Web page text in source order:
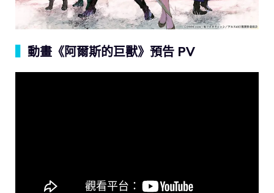
動畫《阿爾斯的巨獸》預告 PV